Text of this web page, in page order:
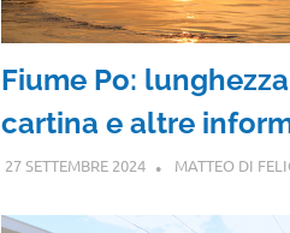
Fiume Po:
cartina e altre
27 SETTEMBRE 2024 MATTEO DI